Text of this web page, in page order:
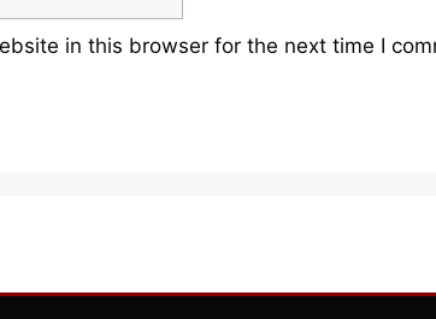
in this browser for the next time I